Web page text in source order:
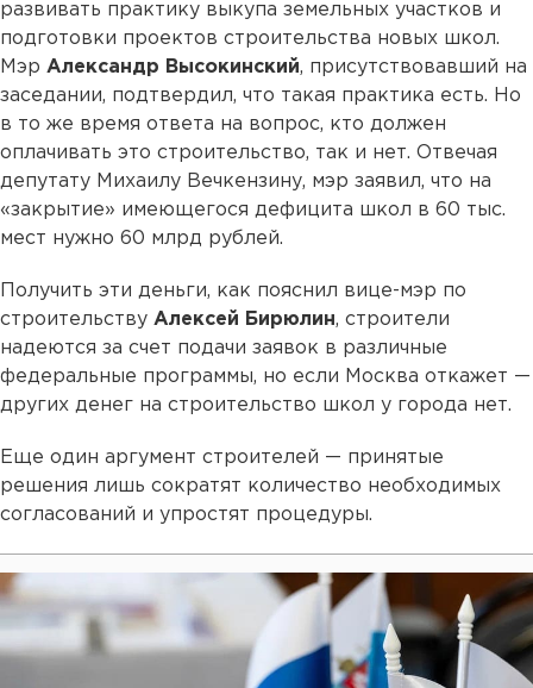
развивать практику выкупа земельных участков и
подготовки проектов строительства новых школ.
Мэр Александр Высокинский, присутствовавший на
заседании, подтвердил, что такая практика есть. Но
в то же время ответа на вопрос, кто должен
оплачивать это строительство, так и нет. Отвечая
депутату Михаилу Вечкензину, мэр заявил, что на
«закрытие» имеющегося дефицита школ в 60 тыс.
мест нужно 60 млрд рублей.
Получить эти деньги, как пояснил вице-мэр по
строительству Алексей Бирюлин, строители
надеются за счет подачи заявок в различные
федеральные программы, но если Москва откажет —
других денег на строительство школ у города нет.
Еще один аргумент строителей — принятые
решения лишь сократят количество необходимых
согласований и упростят процедуры.